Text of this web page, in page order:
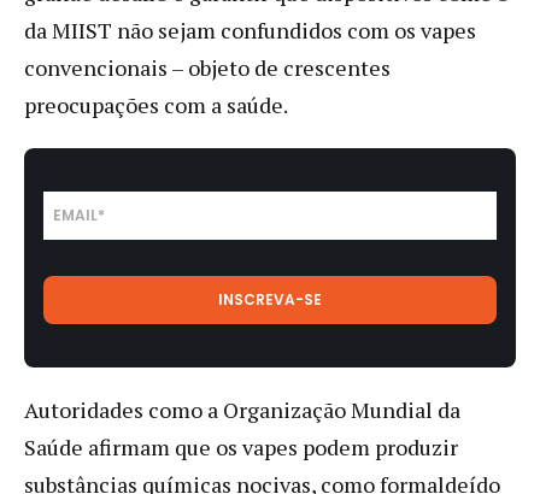
da MIIST não sejam confundidos com os vapes
convencionais – objeto de crescentes
preocupações com a saúde.
Autoridades como a Organização Mundial da
Saúde afirmam que os vapes podem produzir
substâncias químicas nocivas, como formaldeído